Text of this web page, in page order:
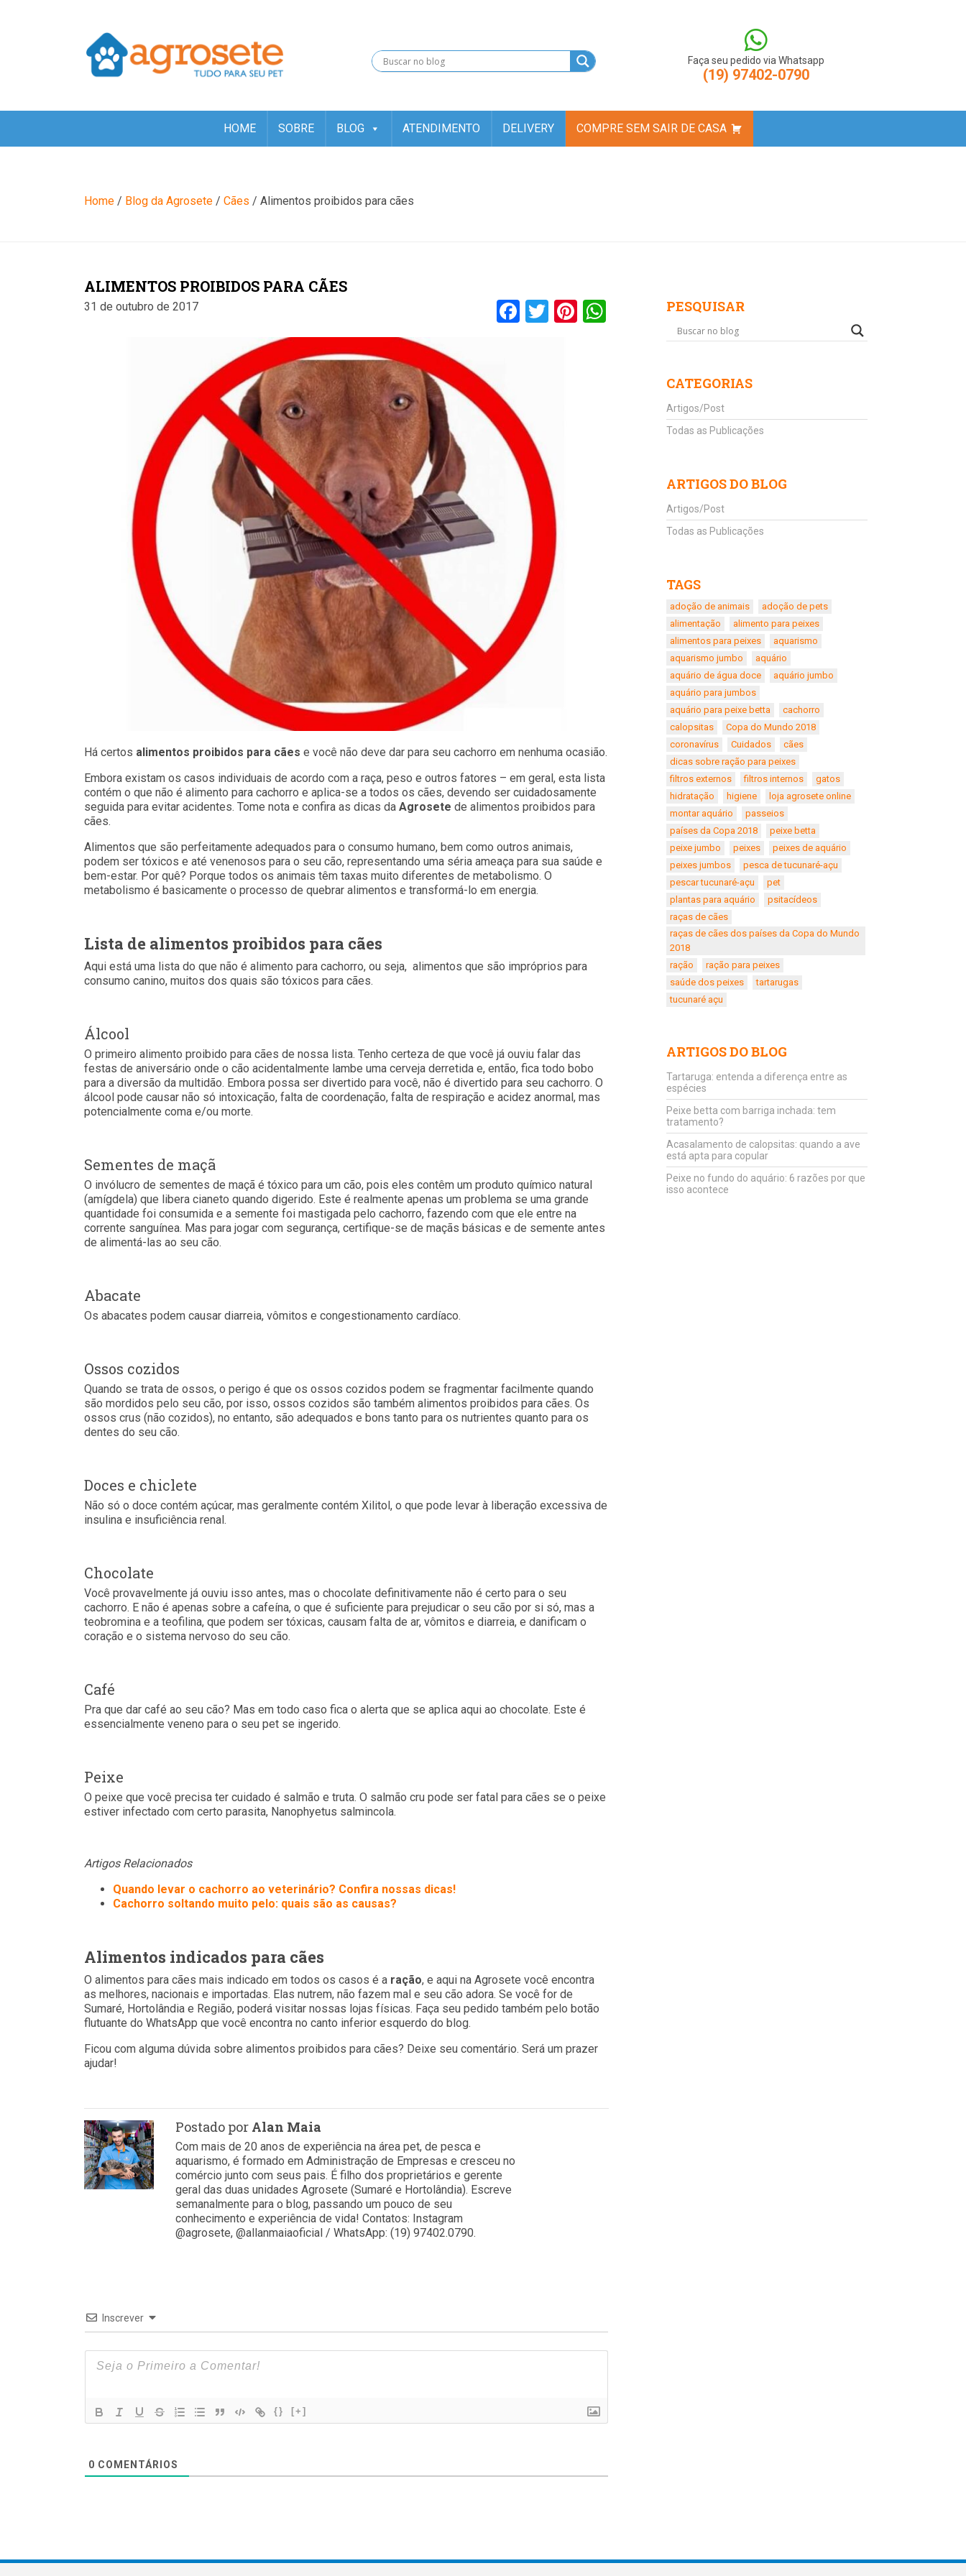
Faça seu pedido via Whatsapp
(19) 97402-0790
HOME SOBRE BLOG ATENDIMENTO DELIVERY COMPRE SEM SAIR DE CASA
Blog
Home / Blog da Agrosete / Cães / Alimentos proibidos para cães
ALIMENTOS PROIBIDOS PARA CÃES
31 de outubro de 2017 Facebook
TwitterPinterestWhatsApp
Há certos alimentos proibidos para cães e você não deve dar para seu cachorro em nenhuma ocasião.
Embora existam os casos individuais de acordo com a raça, peso e outros fatores – em geral, esta lista
contém o que não é alimento para cachorro e aplica-se a todos os cães, devendo ser cuidadosamente
seguida para evitar acidentes. Tome nota e confira as dicas da Agrosete de alimentos proibidos para
cães.
Alimentos que são perfeitamente adequados para o consumo humano, bem como outros animais,
podem ser tóxicos e até venenosos para o seu cão, representando uma séria ameaça para sua saúde e
bem-estar. Por quê? Porque todos os animais têm taxas muito diferentes de metabolismo. O
metabolismo é basicamente o processo de quebrar alimentos e transformá-lo em energia.
Lista de alimentos proibidos para cães
Aqui está uma lista do que não é alimento para cachorro, ou seja, alimentos que são impróprios para
consumo canino, muitos dos quais são tóxicos para cães.
Álcool
O primeiro alimento proibido para cães de nossa lista. Tenho certeza de que você já ouviu falar das
festas de aniversário onde o cão acidentalmente lambe uma cerveja derretida e, então, fica todo bobo
para a diversão da multidão. Embora possa ser divertido para você, não é divertido para seu cachorro. O
álcool pode causar não só intoxicação, falta de coordenação, falta de respiração e acidez anormal, mas
potencialmente coma e/ou morte.
Sementes de maçã
O invólucro de sementes de maçã é tóxico para um cão, pois eles contêm um produto químico natural
(amígdela) que libera cianeto quando digerido. Este é realmente apenas um problema se uma grande
quantidade foi consumida e a semente foi mastigada pelo cachorro, fazendo com que ele entre na
corrente sanguínea. Mas para jogar com segurança, certifique-se de maçãs básicas e de semente antes
de alimentá-las ao seu cão.
Abacate
Os abacates podem causar diarreia, vômitos e congestionamento cardíaco.
Ossos cozidos
Quando se trata de ossos, o perigo é que os ossos cozidos podem se fragmentar facilmente quando
são mordidos pelo seu cão, por isso, ossos cozidos são também alimentos proibidos para cães. Os
ossos crus (não cozidos), no entanto, são adequados e bons tanto para os nutrientes quanto para os
dentes do seu cão.
Doces e chiclete
Não só o doce contém açúcar, mas geralmente contém Xilitol, o que pode levar à liberação excessiva de
insulina e insuficiência renal.
Chocolate
Você provavelmente já ouviu isso antes, mas o chocolate definitivamente não é certo para o seu
cachorro. E não é apenas sobre a cafeína, o que é suficiente para prejudicar o seu cão por si só, mas a
teobromina e a teofilina, que podem ser tóxicas, causam falta de ar, vômitos e diarreia, e danificam o
coração e o sistema nervoso do seu cão.
Café
Pra que dar café ao seu cão? Mas em todo caso fica o alerta que se aplica aqui ao chocolate. Este é
essencialmente veneno para o seu pet se ingerido.
Peixe
O peixe que você precisa ter cuidado é salmão e truta. O salmão cru pode ser fatal para cães se o peixe
estiver infectado com certo parasita, Nanophyetus salmincola.
Artigos Relacionados
Quando levar o cachorro ao veterinário? Confira nossas dicas!
Cachorro soltando muito pelo: quais são as causas?
Alimentos indicados para cães
O alimentos para cães mais indicado em todos os casos é a ração, e aqui na Agrosete você encontra
as melhores, nacionais e importadas. Elas nutrem, não fazem mal e seu cão adora. Se você for de
Sumaré, Hortolândia e Região, poderá visitar nossas lojas físicas. Faça seu pedido também pelo botão
flutuante do WhatsApp que você encontra no canto inferior esquerdo do blog.
Ficou com alguma dúvida sobre alimentos proibidos para cães? Deixe seu comentário. Será um prazer
ajudar!
Postado por Alan Maia
Com mais de 20 anos de experiência na área pet, de pesca e
aquarismo, é formado em Administração de Empresas e cresceu no
comércio junto com seus pais. É filho dos proprietários e gerente
geral das duas unidades Agrosete (Sumaré e Hortolândia). Escreve
semanalmente para o blog, passando um pouco de seu
conhecimento e experiência de vida! Contatos: Instagram
@agrosete, @allanmaiaoficial / WhatsApp: (19) 97402.0790.
Inscrever
{} [+]
0 COMENTÁRIOS
PESQUISAR
CATEGORIAS
Artigos/Post
Todas as Publicações
ARTIGOS DO BLOG
Artigos/Post
Todas as Publicações
TAGS
adoção de animais
adoção de pets
alimentação
alimento para peixes
alimentos para peixes
aquarismo
aquarismo jumbo
aquário
aquário de água doce
aquário jumbo
aquário para jumbos
aquário para peixe betta
cachorro
calopsitas
Copa do Mundo 2018
coronavírus
Cuidados
cães
dicas sobre ração para peixes
filtros externos
filtros internos
gatos
hidratação
higiene
loja agrosete online
montar aquário
passeios
países da Copa 2018
peixe betta
peixe jumbo
peixes
peixes de aquário
peixes jumbos
pesca de tucunaré-açu
pescar tucunaré-açu
pet
plantas para aquário
psitacídeos
raças de cães
raças de cães dos países da Copa do Mundo
2018
ração
ração para peixes
saúde dos peixes
tartarugas
tucunaré açu
ARTIGOS DO BLOG
Tartaruga: entenda a diferença entre as
espécies
Peixe betta com barriga inchada: tem
tratamento?
Acasalamento de calopsitas: quando a ave
está apta para copular
Peixe no fundo do aquário: 6 razões por que
isso acontece